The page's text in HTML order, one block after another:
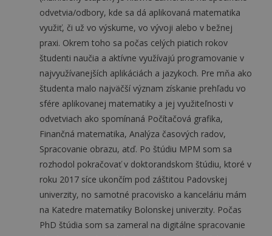
odvetvia/odbory, kde sa dá aplikovaná matematika
využiť, či už vo výskume, vo vývoji alebo v bežnej
praxi. Okrem toho sa počas celých piatich rokov
študenti naučia a aktívne využívajú programovanie v
najvyužívanejších aplikáciách a jazykoch. Pre mňa ako
študenta malo najväčší význam získanie prehľadu vo
sfére aplikovanej matematiky a jej využiteľnosti v
odvetviach ako spomínaná Počítačová grafika,
Finančná matematika, Analýza časových radov,
Spracovanie obrazu, atď. Po štúdiu MPM som sa
rozhodol pokračovať v doktorandskom štúdiu, ktoré v
roku 2017 síce ukončím pod záštitou Padovskej
univerzity, no samotné pracovisko a kanceláriu mám
na Katedre matematiky Bolonskej univerzity. Počas
PhD štúdia som sa zameral na digitálne spracovanie